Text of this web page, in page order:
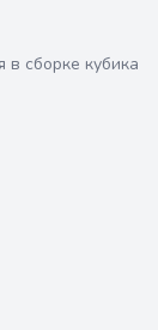
сборке кубика